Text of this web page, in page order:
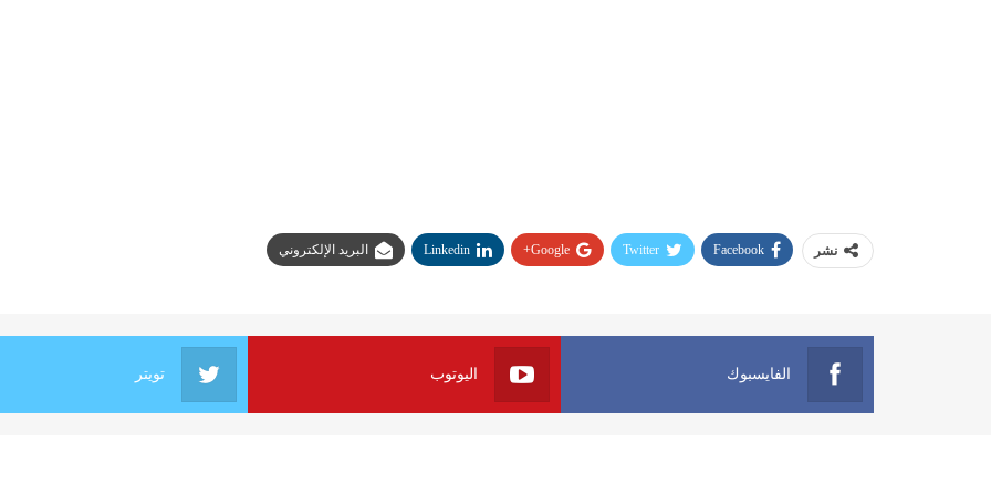
نشر Facebook
Twitter
Google+
Linkedin البريد الإلكتروني
الفايسبوك اليوتوب تويتر